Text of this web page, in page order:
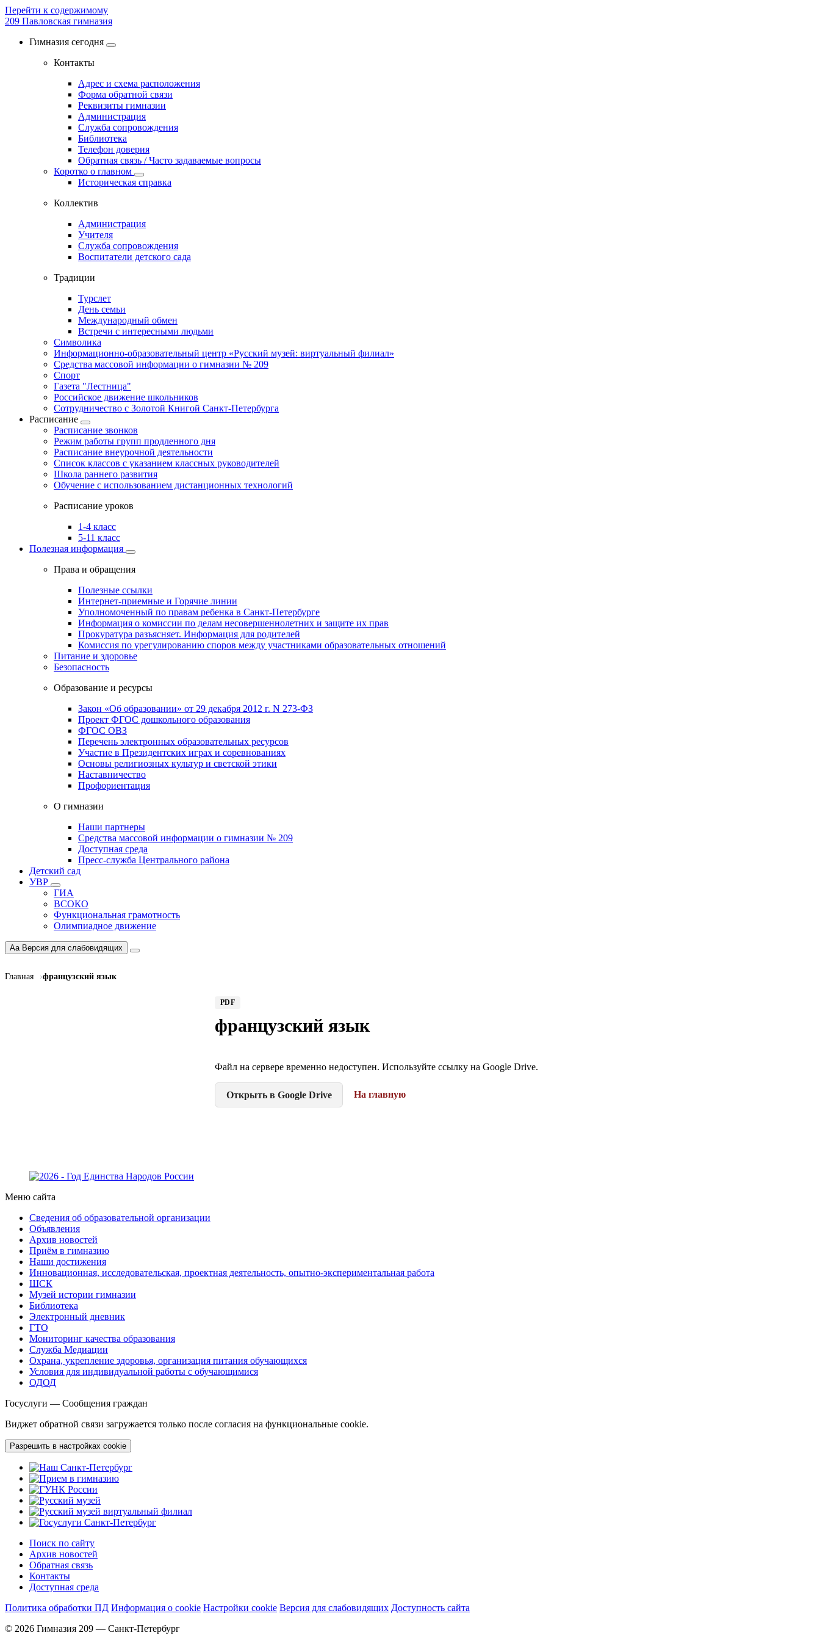
Перейти к содержимому
209 Павловская гимназия
Гимназия сегодня
Контакты
Адрес и схема расположения
Форма обратной связи
Реквизиты гимназии
Администрация
Служба сопровождения
Библиотека
Телефон доверия
Обратная связь / Часто задаваемые вопросы
Коротко о главном
Историческая справка
Коллектив
Администрация
Учителя
Служба сопровождения
Воспитатели детского сада
Традиции
Турслет
День семьи
Международный обмен
Встречи с интересными людьми
Символика
Информационно-образовательный центр «Русский музей: виртуальный филиал»
Средства массовой информации о гимназии № 209
Спорт
Газета "Лестница"
Российское движение школьников
Сотрудничество с Золотой Книгой Санкт-Петербурга
Расписание
Расписание звонков
Режим работы групп продленного дня
Расписание внеурочной деятельности
Список классов с указанием классных руководителей
Школа раннего развития
Обучение с использованием дистанционных технологий
Расписание уроков
1-4 класс
5-11 класс
Полезная информация
Права и обращения
Полезные ссылки
Интернет-приемные и Горячие линии
Уполномоченный по правам ребенка в Санкт-Петербурге
Информация о комиссии по делам несовершеннолетних и защите их прав
Прокуратура разъясняет. Информация для родителей
Комиссия по урегулированию споров между участниками образовательных отношений
Питание и здоровье
Безопасность
Образование и ресурсы
Закон «Об образовании» от 29 декабря 2012 г. N 273-ФЗ
Проект ФГОС дошкольного образования
ФГОС ОВЗ
Перечень электронных образовательных ресурсов
Участие в Президентских играх и соревнованиях
Основы религиозных культур и светской этики
Наставничество
Профориентация
О гимназии
Наши партнеры
Средства массовой информации о гимназии № 209
Доступная среда
Пресс-служба Центрального района
Детский сад
УВР
ГИА
ВСОКО
Функциональная грамотность
Олимпиадное движение
Aa Версия для слабовидящих
Главная французский язык
PDF
французский язык
Файл на сервере временно недоступен. Используйте ссылку на Google Drive.
Открыть в Google Drive На главную
Меню сайта
Сведения об образовательной организации
Объявления
Архив новостей
Приём в гимназию
Наши достижения
Инновационная, исследовательская, проектная деятельность, опытно-экспериментальная работа
ШСК
Музей истории гимназии
Библиотека
Электронный дневник
ГТО
Мониторинг качества образования
Служба Медиации
Охрана, укрепление здоровья, организация питания обучающихся
Условия для индивидуальной работы с обучающимися
ОДОД
Госуслуги — Сообщения граждан
Виджет обратной связи загружается только после согласия на функциональные cookie.
Разрешить в настройках cookie
Поиск по сайту
Архив новостей
Обратная связь
Контакты
Доступная среда
Политика обработки ПД Информация о cookie Настройки cookie Версия для слабовидящих Доступность сайта
© 2026 Гимназия 209 — Санкт-Петербург